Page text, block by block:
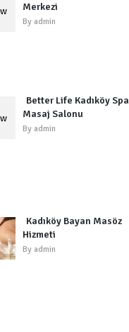
Merkezi
By admin
Better Life Kadıköy Spa
Masaj Salonu
By admin
Kadıköy Bayan Masöz
Hizmeti
By admin